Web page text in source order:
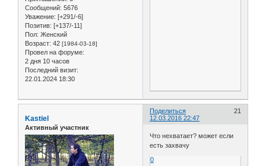
Сообщений: 5676
Уважение: [+291/-6]
Позитив: [+137/-11]
Пол: Женский
Возраст: 42 [1984-03-18]
Провел на форуме:
2 дня 10 часов
Последний визит:
22.01.2024 18:30
Поделиться
21
12.03.2016 22:47
Kastiel
Активный участник
Что нехватает? может если
есть захвачу
0